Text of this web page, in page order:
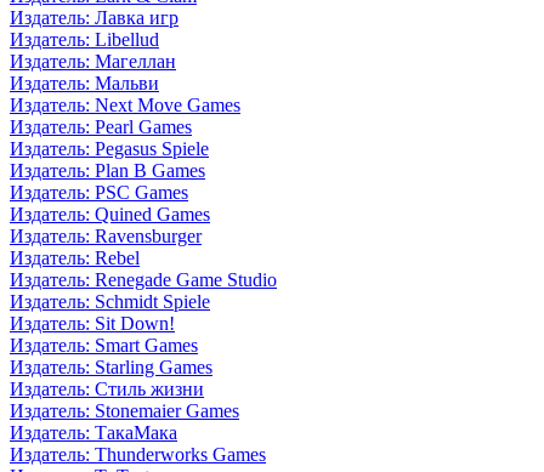
Издатель: Лавка игр
Издатель: Libellud
Издатель: Магеллан
Издатель: Мальви
Издатель: Next Move Games
Издатель: Pearl Games
Издатель: Pegasus Spiele
Издатель: Plan B Games
Издатель: PSC Games
Издатель: Quined Games
Издатель: Ravensburger
Издатель: Rebel
Издатель: Renegade Game Studio
Издатель: Schmidt Spiele
Издатель: Sit Down!
Издатель: Smart Games
Издатель: Starling Games
Издатель: Стиль жизни
Издатель: Stonemaier Games
Издатель: ТакаМака
Издатель: Thunderworks Games